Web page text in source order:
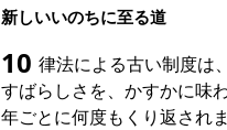
新しいいのちに至る道
10 律法による古い制度は
すばらしさを、かすかに味
年ごとに何度もくり返され